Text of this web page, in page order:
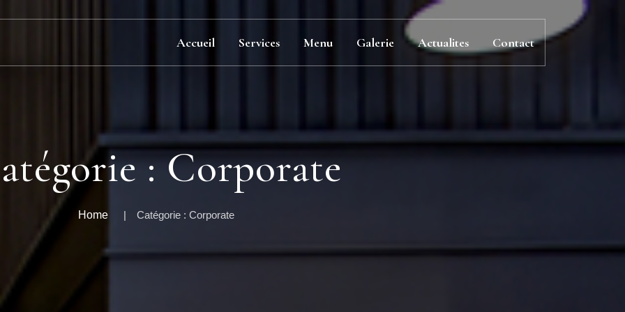
Accueil Services Menu Galerie Actualites Contact
:Corporate
Home Catégorie : Corporate